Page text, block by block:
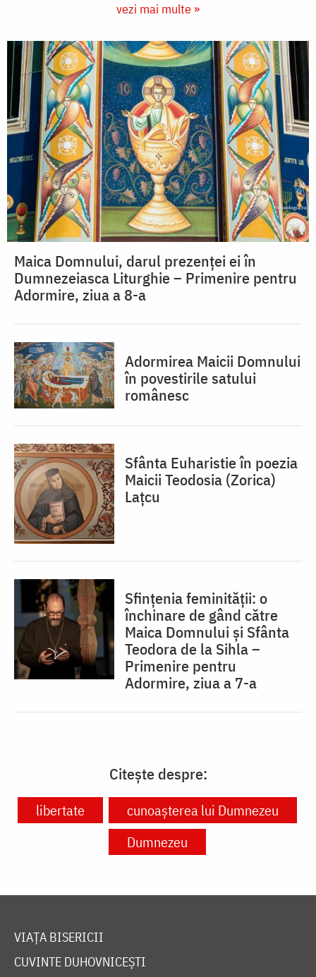
vezi mai multe »
Maica Domnului, darul prezenței ei în
Dumnezeiasca Liturghie – Primenire pentru
Adormire, ziua a 8-a
Adormirea Maicii Domnului
în povestirile satului
românesc
Sfânta Euharistie în poezia
Maicii Teodosia (Zorica)
Lațcu
Sfințenia feminității: o
închinare de gând către
Maica Domnului și Sfânta
Teodora de la Sihla –
Primenire pentru
Adormire, ziua a 7-a
Citește despre:
libertate
cunoașterea lui Dumnezeu
Dumnezeu
VIAȚA BISERICII
CUVINTE DUHOVNICEȘTI